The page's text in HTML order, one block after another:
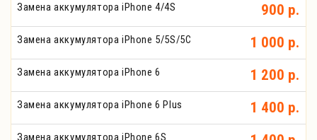
Замена аккумулятора iPhone 4/4S 900 р.
Замена аккумулятора iPhone 5/5S/5C 1 000 р.
Замена аккумулятора iPhone 6 1 200 р.
Замена аккумулятора iPhone 6 Plus 1 400 р.
Замена аккумулятора iPhone 6S